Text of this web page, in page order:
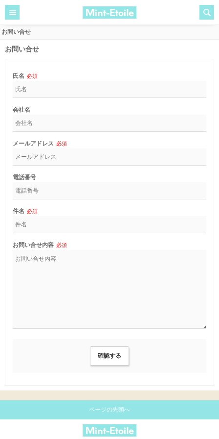
お問い合せ
お問い合せ
氏名 必須
会社名
メールアドレス 必須
電話番号
件名 必須
お問い合せ内容 必須
ページの先頭へ